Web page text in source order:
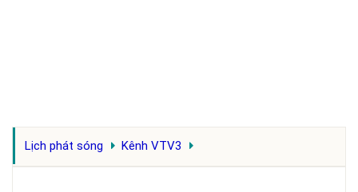
Lịch phát sóng Kênh VTV3